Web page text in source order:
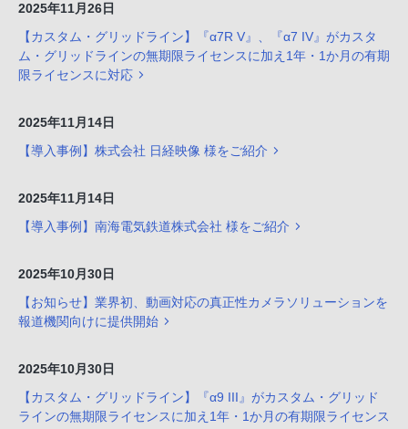
2025年11月26日
【カスタム・グリッドライン】『α7R V』、『α7 IV』がカスタ
ム・グリッドラインの無期限ライセンスに加え1年・1か月の有期
限ライセンスに対応
2025年11月14日
【導入事例】株式会社 日経映像 様をご紹介
2025年11月14日
【導入事例】南海電気鉄道株式会社 様をご紹介
2025年10月30日
【お知らせ】業界初、動画対応の真正性カメラソリューションを
報道機関向けに提供開始
2025年10月30日
【カスタム・グリッドライン】『α9 III』がカスタム・グリッド
ラインの無期限ライセンスに加え1年・1か月の有期限ライセンス